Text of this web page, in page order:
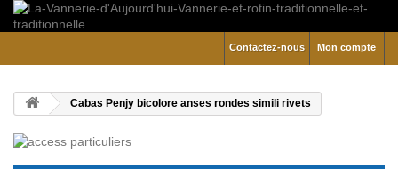
Mon compte
Contactez-nous
Cabas Penjy bicolore anses rondes simili rivets